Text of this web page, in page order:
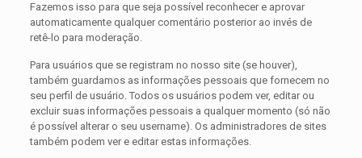
Fazemos isso para que seja possível reconhecer e aprovar
automaticamente qualquer comentário posterior ao invés de
retê-lo para moderação.
Para usuários que se registram no nosso site (se houver),
também guardamos as informações pessoais que fornecem no
seu perfil de usuário. Todos os usuários podem ver, editar ou
excluir suas informações pessoais a qualquer momento (só não
é possível alterar o seu username). Os administradores de sites
também podem ver e editar estas informações.